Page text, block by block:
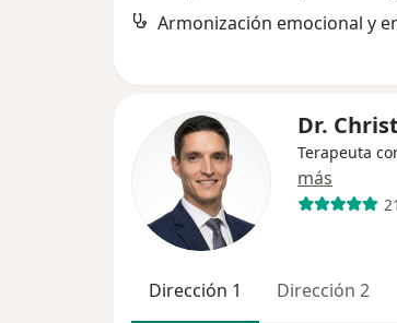
Armonización emocional y
Dr.
Terapeuta
más
Dirección 1 Dirección 2